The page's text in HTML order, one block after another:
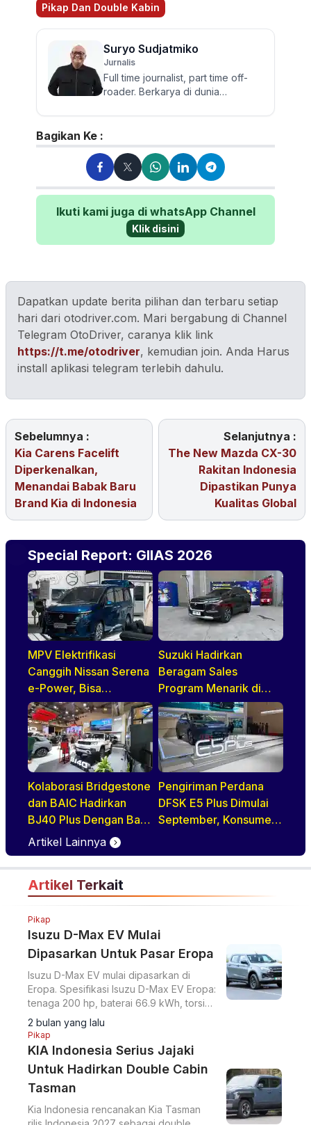
Pikap Dan Double Kabin
Suryo Sudjatmiko
Jurnalis
Full time journalist, part time off-
roader. Berkarya di dunia
Lulusan Sastra UGM ini te...
Bagikan Ke :
Ikuti kami juga di whatsApp Channel
Klik disini
Dapatkan update berita pilihan dan terbaru setiap
hari dari otodriver.com. Mari bergabung di Channel
Telegram OtoDriver, caranya klik link
https://t.me/otodriver, kemudian join. Anda Harus
install aplikasi telegram terlebih dahulu.
Sebelumnya :
Kia Carens Facelift
Diperkenalkan,
Menandai Babak Baru
Brand Kia di Indonesia
Selanjutnya :
The New Mazda CX-30
Rakitan Indonesia
Dipastikan Punya
Kualitas Global
Special Report: GIIAS 2026
MPV Elektrifikasi
Canggih Nissan Serena
e-Power, Bisa
Diandalkan Untuk
Kebutuhan Harian
Keluarga
Suzuki Hadirkan
Beragam Sales
Program Menarik di
GIIAS 2026, Mulai dari
DP Ringan hingga
Promo Aftersales
Kolaborasi Bridgestone
dan BAIC Hadirkan
BJ40 Plus Dengan Ban
All-Terrain di GIIAS
2026
Pengiriman Perdana
DFSK E5 Plus Dimulai
September, Konsumen
Artikel Lainnya
Artikel Terkait
Pikap
Isuzu D-Max EV Mulai
Dipasarkan Untuk Pasar Eropa
Isuzu D-Max EV mulai dipasarkan di
Eropa. Spesifikasi Isuzu D-Max EV Eropa:
tenaga 200 hp, baterai 66.9 kWh, torsi
347 Nm, range 263-335 km WLTP.
2 bulan yang lalu
Pikap
KIA Indonesia Serius Jajaki
Untuk Hadirkan Double Cabin
Tasman
Kia Indonesia rencanakan Kia Tasman